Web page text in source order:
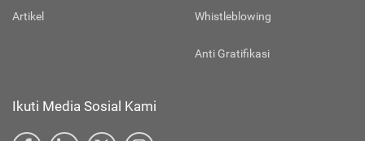
Artikel Whistleblowing
Anti Gratifikasi
Ikuti Media Sosial Kami